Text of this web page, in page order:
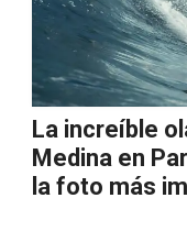
La increíble
Medina en
la foto más